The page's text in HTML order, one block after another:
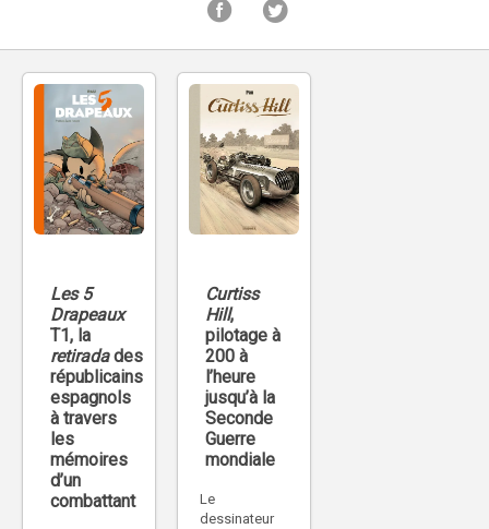
Les 5
Drapeaux
T1, la
retiradades
républicains
espagnols
à travers
les
mémoires
d’un
combattant
Curtiss
Hill,
pilotage à
200 à
l’heure
jusqu’à la
Seconde
Guerre
mondiale
Le
dessinateur